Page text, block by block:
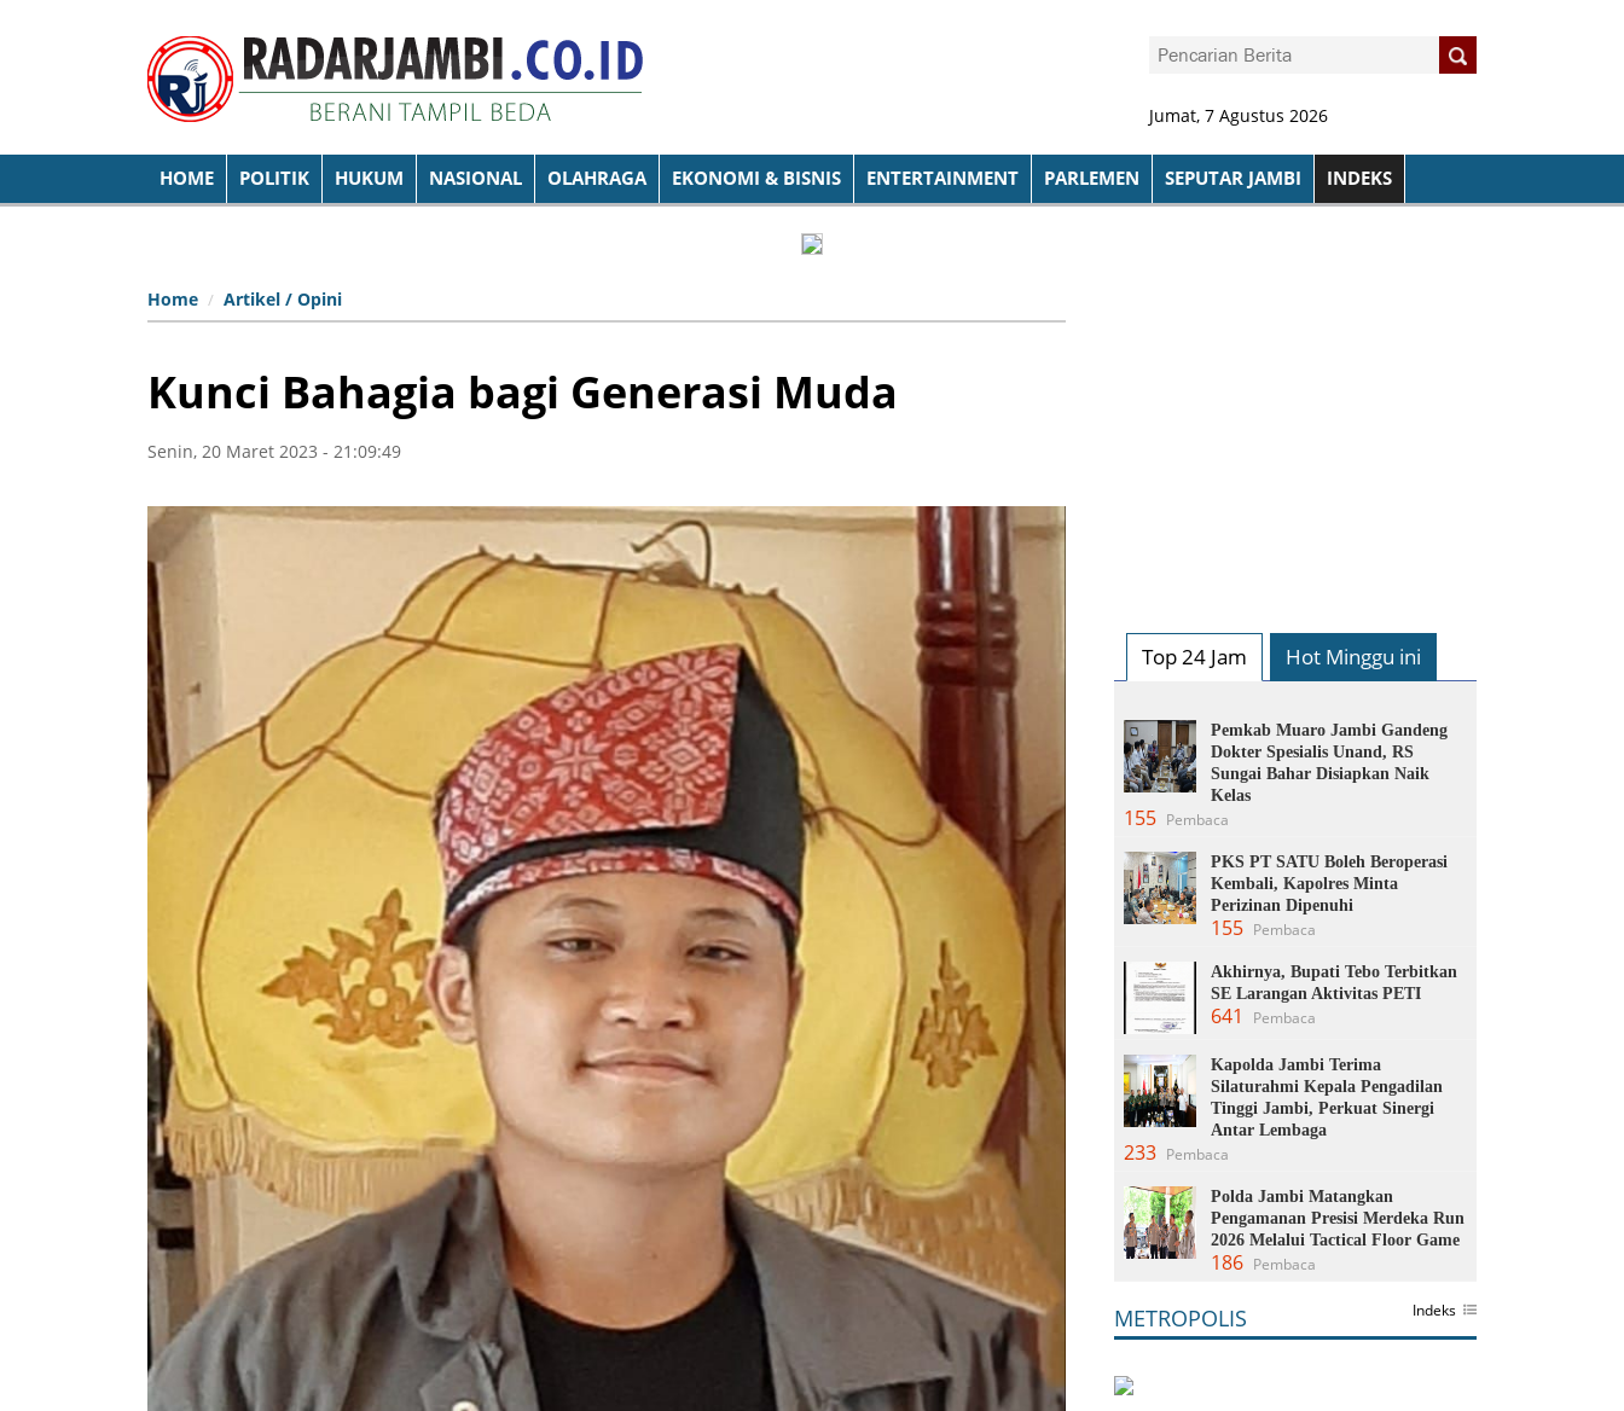
Jumat, 7 Agustus 2026
HOME POLITIK HUKUM NASIONAL OLAHRAGA EKONOMI & BISNIS ENTERTAINMENT PARLEMEN SEPUTAR JAMBI INDEKS
Home Artikel / Opini
Kunci Bahagia bagi Generasi Muda
Senin, 20 Maret 2023 - 21:09:49
Top 24 Jam Hot Minggu ini
Pemkab Muaro Jambi Gandeng
Dokter Spesialis Unand, RS
Sungai Bahar Disiapkan Naik
Kelas
155 Pembaca
PKS PT SATU Boleh Beroperasi
Kembali, Kapolres Minta
Perizinan Dipenuhi
155 Pembaca
Akhirnya, Bupati Tebo Terbitkan
SE Larangan Aktivitas PETI
641 Pembaca
Kapolda Jambi Terima
Silaturahmi Kepala Pengadilan
Tinggi Jambi, Perkuat Sinergi
Antar Lembaga
233 Pembaca
Polda Jambi Matangkan
Pengamanan Presisi Merdeka Run
2026 Melalui Tactical Floor Game
186 Pembaca
METROPOLIS Indeks